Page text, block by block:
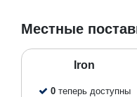
Местные
Iron
0теперь доступны